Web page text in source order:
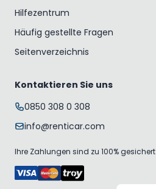
Hilfezentrum
Häufig gestellte Fragen
Seitenverzeichnis
Kontaktieren Sie uns
0850 308 0 308
info@renticar.com
Ihre Zahlungen sind zu 100% gesichert